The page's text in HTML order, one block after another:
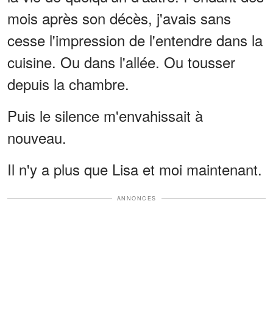
mois après son décès, j'avais sans
cesse l'impression de l'entendre dans la
cuisine. Ou dans l'allée. Ou tousser
depuis la chambre.
Puis le silence m'envahissait à
nouveau.
Il n'y a plus que Lisa et moi maintenant.
ANNONCES